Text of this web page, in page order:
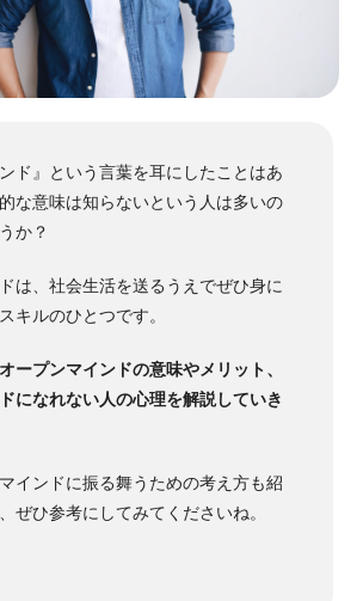
ド』という言葉を耳にしたことはあ
な意味は知らないという人は多いの
か？
は、社会生活を送るうえでぜひ身に
キルのひとつです。
オープンマインドの意味やメリット、
になれない人の心理を解説していき
インドに振る舞うための考え方も紹
ぜひ参考にしてみてくださいね。